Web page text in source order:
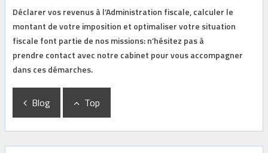
Déclarer vos revenus à l’Administration fiscale, calculer le
montant de votre imposition et optimaliser votre situation
fiscale font partie de nos missions: n’hésitez pas à
prendre contact avec notre cabinet pour vous accompagner
dans ces démarches.
Blog Top